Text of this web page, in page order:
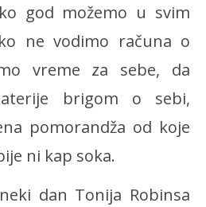
god možemo u svim
ne vodimo računa o
vreme za sebe, da
brigom o sebi,
pomorandža od koje
ni kap soka.
dan Tonija Robinsa